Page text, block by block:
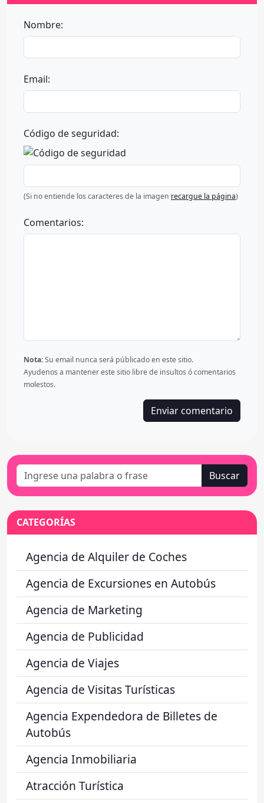
Nombre:
Email:
Código de seguridad:
(Si no entiende los caracteres de la imagen recargue la página)
Comentarios:
Nota:Su email nunca será públicado en este sitio.
Ayudenos a mantener este sitio libre de insultos ó comentarios
molestos.
Buscar
CATEGORÍAS
Agencia de Alquiler de Coches
Agencia de Excursiones en Autobús
Agencia de Marketing
Agencia de Publicidad
Agencia de Viajes
Agencia de Visitas Turísticas
Agencia Expendedora de Billetes de
Autobús
Agencia Inmobiliaria
Atracción Turística